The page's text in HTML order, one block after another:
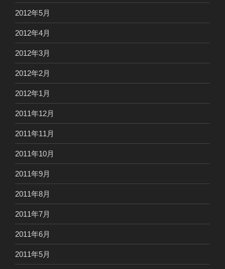
2012年5月
2012年4月
2012年3月
2012年2月
2012年1月
2011年12月
2011年11月
2011年10月
2011年9月
2011年8月
2011年7月
2011年6月
2011年5月